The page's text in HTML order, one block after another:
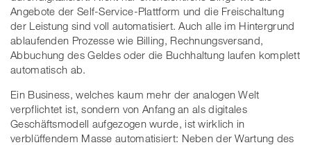
Angebote der Self-Service-Plattform und die Freischaltung
der Leistung sind voll automatisiert. Auch alle im Hintergrund
ablaufenden Prozesse wie Billing, Rechnungsversand,
Abbuchung des Geldes oder die Buchhaltung laufen komplett
automatisch ab.
Ein Business, welches kaum mehr der analogen Welt
verpflichtet ist, sondern von Anfang an als digitales
Geschäftsmodell aufgezogen wurde, ist wirklich in
verblüffendem Masse automatisiert: Neben der Wartung des